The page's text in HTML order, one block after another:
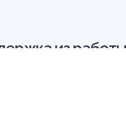
из работы